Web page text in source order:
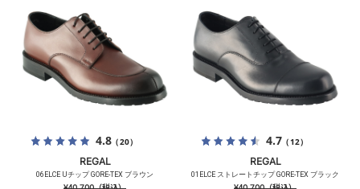
4.8（20）
REGAL
06ELCE Uチップ GORE-TEX ブラウン
4.7（12）
REGAL
01ELCE ストレートチップ GORE-TEX ブラック